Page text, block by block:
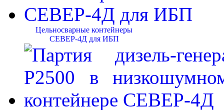
Цельносварные контейнеры
СЕВЕР-4Д для ИБП